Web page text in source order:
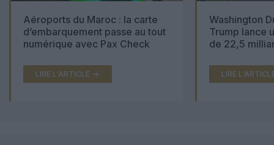
Aéroports du Maroc : la carte
d’embarquement passe au tout
numérique avec Pax Check
LIRE L'ARTICLE
Washington
Trump lance
de 22,5
LIRE